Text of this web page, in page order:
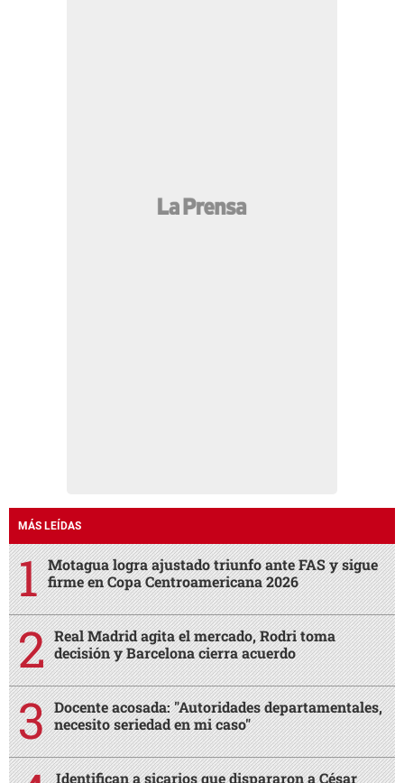
MÁS LEÍDAS
Motagua logra ajustado triunfo ante FAS y sigue
firme en Copa Centroamericana 2026
Real Madrid agita el mercado, Rodri toma
decisión y Barcelona cierra acuerdo
Docente acosada: "Autoridades departamentales,
necesito seriedad en mi caso"
Identifican a sicarios que dispararon a César